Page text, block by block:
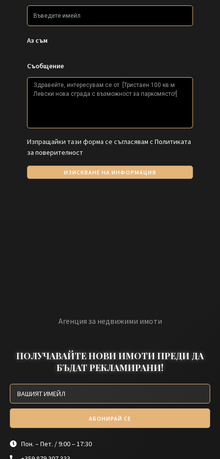
Аз съм
Съобщение
Изпращайки тази форма се съгласявам с Политиката
за поверителност
ИЗИСКВАНЕ НА ИНФОРМАЦИЯ
Агенция за недвижими имоти
ПОЛУЧАВАЙТЕ НОВИ ИМОТИ ПРЕДИ ДА
БЪДАТ РЕКЛАМИРАНИ!
АБОНИРАЙ СЕ
Пон. – Пет. / 9:00 – 17:30